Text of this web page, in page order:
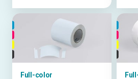
Full-color